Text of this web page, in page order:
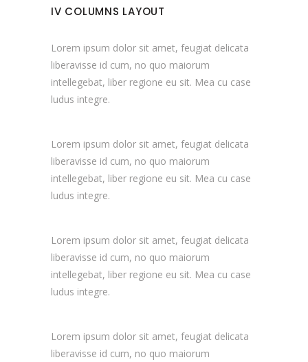
IV COLUMNS LAYOUT
Lorem ipsum dolor sit amet, feugiat delicata
liberavisse id cum, no quo maiorum
intellegebat, liber regione eu sit. Mea cu case
ludus integre.
Lorem ipsum dolor sit amet, feugiat delicata
liberavisse id cum, no quo maiorum
intellegebat, liber regione eu sit. Mea cu case
ludus integre.
Lorem ipsum dolor sit amet, feugiat delicata
liberavisse id cum, no quo maiorum
intellegebat, liber regione eu sit. Mea cu case
ludus integre.
Lorem ipsum dolor sit amet, feugiat delicata
liberavisse id cum, no quo maiorum